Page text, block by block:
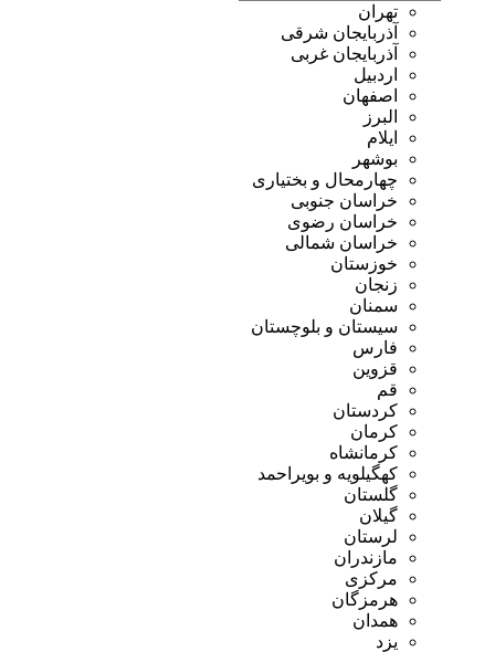
تهران
آذربایجان شرقی
آذربایجان غربی
اردبیل
اصفهان
البرز
ایلام
بوشهر
چهارمحال و بختیاری
خراسان جنوبی
خراسان رضوی
خراسان شمالی
خوزستان
زنجان
سمنان
سیستان و بلوچستان
فارس
قزوین
قم
کردستان
کرمان
کرمانشاه
کهگیلویه و بویراحمد
گلستان
گیلان
لرستان
مازندران
مرکزی
هرمزگان
همدان
یزد